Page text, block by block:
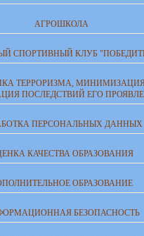
АГРОШКОЛА
СПОРТИВНЫЙ КЛУБ
ТЕРРОРИЗМА,
ПОСЛЕДСТВИЙ ЕГО
ПЕРСОНАЛЬНЫХ ДАННЫХ
КАЧЕСТВА ОБРАЗОВАНИЯ
ОБРАЗОВАНИЕ
БЕЗОПАСНОСТЬ